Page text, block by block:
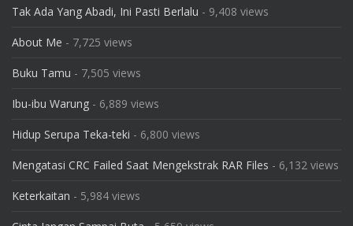
Tak Ada Yang Abadi, Ini Pasti Berlalu - 9,408 views
About Me - 7,725 views
Buku Tamu - 7,505 views
Ibu-ibu Warung - 6,889 views
Hidup Serupa Teka-teki - 6,800 views
Mengatasi CRC Failed Saat Mengekstrak RAR Files - 6,132 views
Keterkaitan - 5,984 views